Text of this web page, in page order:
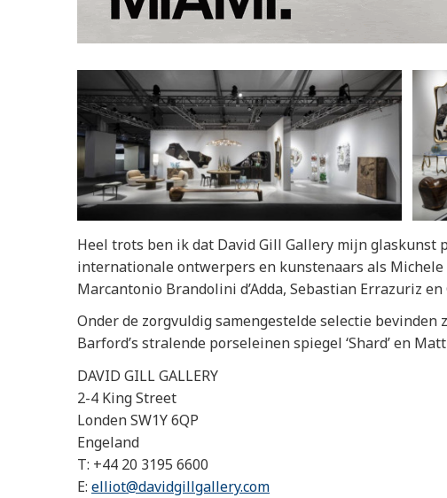
Heel trots ben ik dat David Gill Gallery mijn glaskunst
internationale ontwerpers en kunstenaars als
Marcantonio Brandolini d’Adda, Sebastian Errazuriz en
Onder de zorgvuldig samengestelde selectie bevinden
Barford’s stralende porseleinen spiegel ‘Shard’ en
DAVID GILL GALLERY
2-4 King Street
Londen SW1Y 6QP
Engeland
T: +44 20 3195 6600
E: elliot@davidgillgallery.com